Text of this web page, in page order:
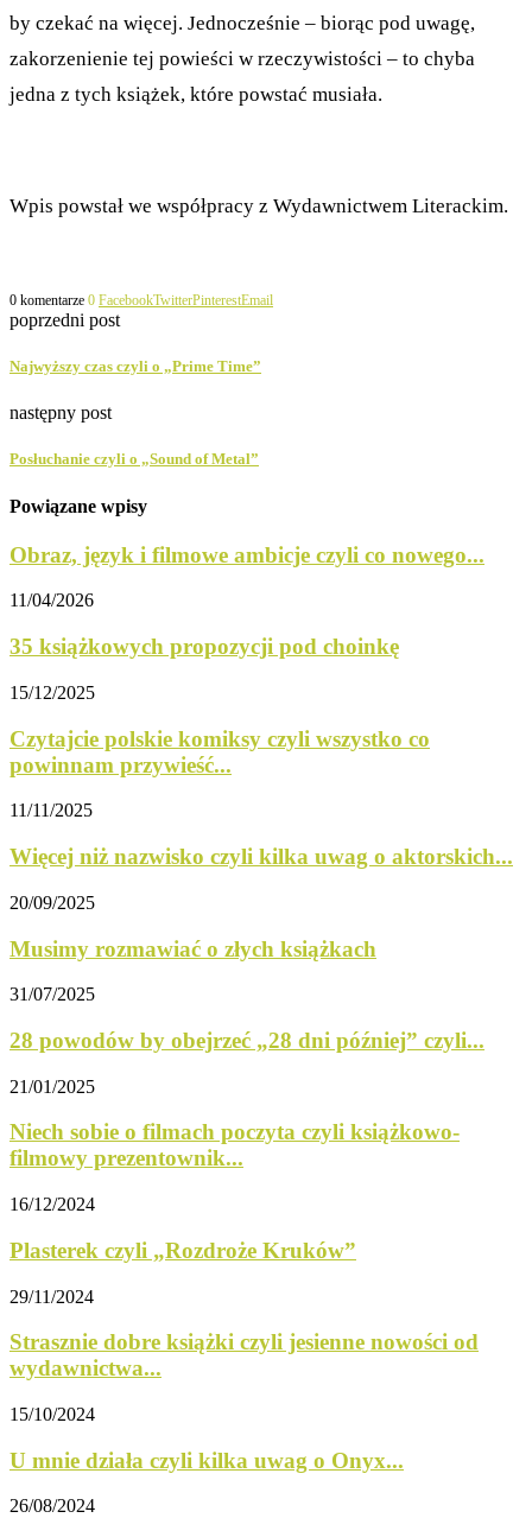
by czekać na więcej. Jednocześnie – biorąc pod uwagę,
zakorzenienie tej powieści w rzeczywistości – to chyba
jedna z tych książek, które powstać musiała.
Wpis powstał we współpracy z Wydawnictwem Literackim.
0 komentarze 0 FacebookTwitterPinterestEmail
poprzedni post
Najwyższy czas czyli o „Prime Time”
następny post
Posłuchanie czyli o „Sound of Metal”
Powiązane wpisy
Obraz, język i filmowe ambicje czyli co nowego...
11/04/2026
35 książkowych propozycji pod choinkę
15/12/2025
Czytajcie polskie komiksy czyli wszystko co
powinnam przywieść...
11/11/2025
Więcej niż nazwisko czyli kilka uwag o aktorskich...
20/09/2025
Musimy rozmawiać o złych książkach
31/07/2025
28 powodów by obejrzeć „28 dni później” czyli...
21/01/2025
Niech sobie o filmach poczyta czyli książkowo-
filmowy prezentownik...
16/12/2024
Plasterek czyli „Rozdroże Kruków”
29/11/2024
Strasznie dobre książki czyli jesienne nowości od
wydawnictwa...
15/10/2024
U mnie działa czyli kilka uwag o Onyx...
26/08/2024